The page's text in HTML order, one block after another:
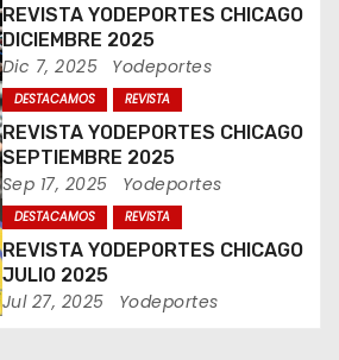
REVISTA YODEPORTES CHICAGO
DICIEMBRE 2025
Dic 7, 2025 Yodeportes
DESTACAMOS REVISTA
REVISTA YODEPORTES CHICAGO
SEPTIEMBRE 2025
Sep 17, 2025 Yodeportes
DESTACAMOS REVISTA
REVISTA YODEPORTES CHICAGO
JULIO 2025
Jul 27, 2025 Yodeportes